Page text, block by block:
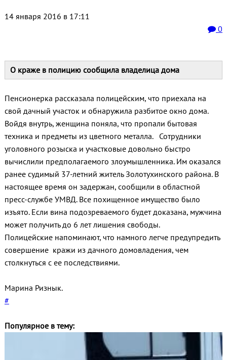
14 января 2016 в 17:11
0
О краже в полицию сообщила владелица дома
Пенсионерка рассказала полицейским, что приехала на
свой дачный участок и обнаружила разбитое окно дома.
Войдя внутрь, женщина поняла, что пропали бытовая
техника и предметы из цветного металла. Сотрудники
уголовного розыска и участковые довольно быстро
вычислили предполагаемого злоумышленника. Им оказался
ранее судимый 37-летний житель Золотухинского района. В
настоящее время он задержан, сообщили в областной
пресс-службе УМВД. Все похищенное имущество было
изъято. Если вина подозреваемого будет доказана, мужчина
может получить до 6 лет лишения свободы.
Полицейские напоминают, что намного легче предупредить
совершение кражи из дачного домовладения, чем
столкнуться с ее последствиями.
Марина Ризнык.
#
Популярное в тему: